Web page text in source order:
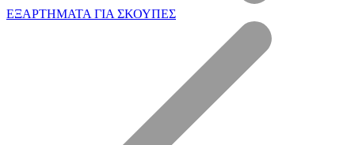
ΕΞΑΡΤΗΜΑΤΑ ΓΙΑ ΣΚΟΥΠΕΣ